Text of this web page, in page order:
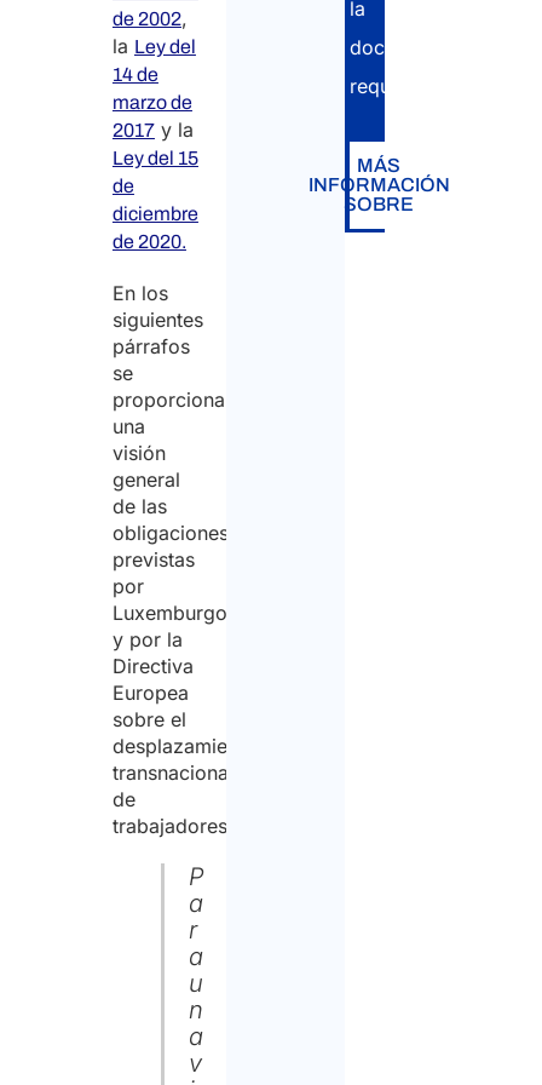
de 2002,
la Ley del
14 de
marzo de
2017y la
Ley del 15
de
diciembre
de 2020.
En los
siguientes
párrafos
se
proporcionará
una
visión
general
de las
obligaciones
previstas
por
Luxemburgo
y por la
Directiva
Europea
sobre el
desplazamiento
transnacional
de
trabajadores.
P
a
r
a
u
n
a
v
la
documentación
requerida.
MÁS
INFORMACIÓN
SOBRE